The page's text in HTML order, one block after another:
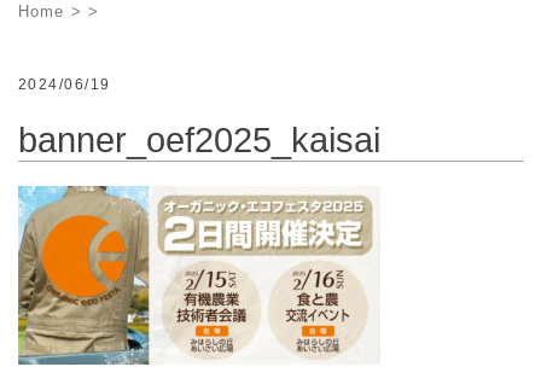
Home > >
2024/06/19
banner_oef2025_kaisai